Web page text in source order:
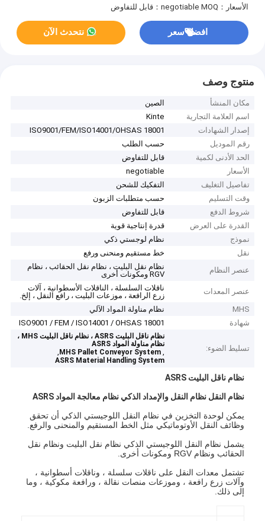
الأسعار：negotiable MOQ：قابل للتفاوض
افضل سعر نتحدث الآن
منتوج وصف
مكان المنشأ
الصين
اسم العلامة التجارية
Kinte
إصدار الشهادات
ISO9001/FEM/ISO14001/OHSAS 18001
رقم الموديل
حسب الطلب
الحد الأدنى لكمية
قابل للتفاوض
الأسعار
negotiable
تفاصيل التغليف
التفكيك للشحن
وقت التسليم
حسب متطلبات الزبون
شروط الدفع
قابل للتفاوض
القدرة على العرض
قدرة إنتاجية قوية
نموذج
نظام لوجستي ذكي
نقل
خط مستقيم ومنحنى ورفع
عنصر النظام
نظام نقل البليت ، نظام نقل الحقائب ، نظام
RGV ومكونات أخرى
عنصر المعدات
ناقلات السلسلة ، الناقلات الأسطوانية ، آلات
زرع الرافعة ، موزعات البليت ، رافع النقل ، إلخ.
MHS
نظام مناولة المواد الآلي
شهادة
ISO9001 / FEM / ISO14001 / OHSAS 18001
تسليط الضوء:
نظام ناقل البليت ASRS ، نظام ناقل البليت MHS ،
نظام مناولة المواد ASRS
,
MHS Pallet Conveyor System
,
ASRS Material Handling System
نظام ناقل البليت ASRS
نظام النقل نظام النقل والإمداد الذكي نظام معالجة المواد ASRS
يمكن لوحدة التخزين في نظام النقل اللوجيستي الذكي أن تحقق
وظائف النقل الأوتوماتيكي مثل الخط المستقيم والمنحنى والرفع.
يشمل نظام النقل اللوجيستي الذكي نظام نقل البليت ونظام نقل
الحقائب ونظام RGV ومكونات أخرى.
تشتمل معدات النقل على ناقلات سلسلة ، وناقلات أسطوانية ،
وآلات زرع رافعة ، وموزعات منصات نقالة ، ورافعة مكوكية ، وما
إلى ذلك.